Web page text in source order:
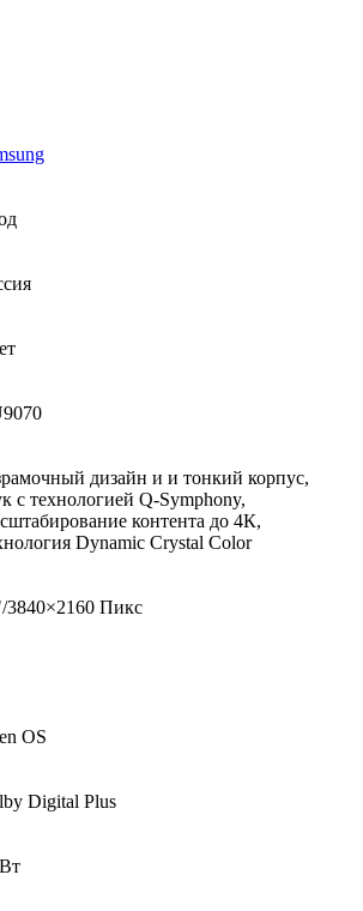
дизайн и и тонкий корпус,
с технологией Q-Symphony,
контента до 4К,
Dynamic Crystal Color
3840×2160 Пикс
OS
Digital Plus